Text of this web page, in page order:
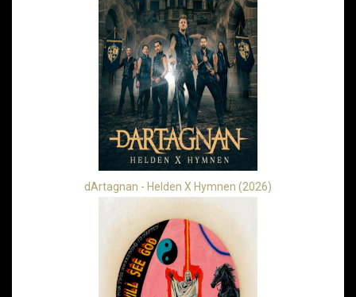
dArtagnan - Helden X Hymnen (2026)